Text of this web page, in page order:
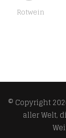
Rotwein
© Copyright
aller Welt,